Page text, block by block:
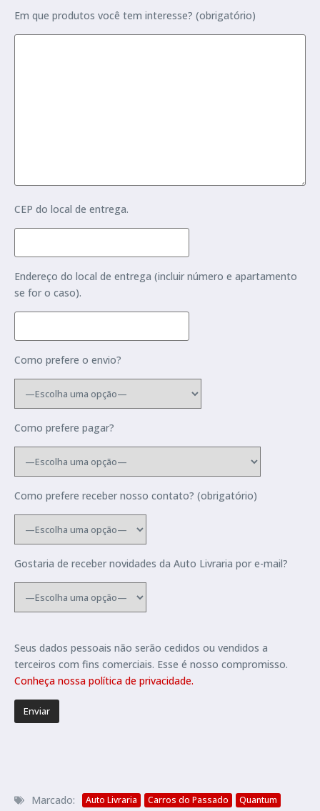
Em que produtos você tem interesse? (obrigatório)
CEP do local de entrega.
Endereço do local de entrega (incluir número e apartamento
se for o caso).
Como prefere o envio?
Como prefere pagar?
Como prefere receber nosso contato? (obrigatório)
Gostaria de receber novidades da Auto Livraria por e-mail?
Seus dados pessoais não serão cedidos ou vendidos a
terceiros com fins comerciais. Esse é nosso compromisso.
Conheça nossa política de privacidade.
Marcado: Auto Livraria Carros do Passado
Quantum